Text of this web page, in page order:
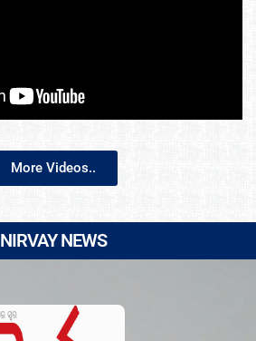
More Videos..
NIRVAY NEWS